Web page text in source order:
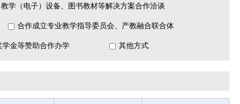
地，可面向全市开展保育师技师、高级技师职业技能培训。
青岛理工大学等多所高校通过共建专业、共建产业学院、共
资源协会、沂蒙商学堂等单位，承接院校培养的各类人才在
学（电子）设备、图书教材等解决方案合作洽谈
合作成立专业教学指导委员会、产教融合联合体
学金等赞助合作办学 其他方式